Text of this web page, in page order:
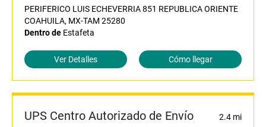
PERIFERICO LUIS ECHEVERRIA 851 REPUBLICA ORIENTE
COAHUILA, MX-TAM 25280
Dentro de Estafeta
Ver Detalles Cómo llegar
UPS Centro Autorizado de Envío
2.4 mi